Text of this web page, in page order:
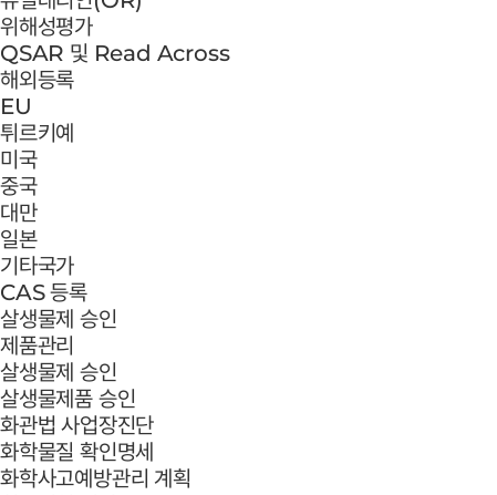
위해성평가
QSAR 및 Read Across
해외등록
EU
튀르키예
미국
중국
대만
일본
기타국가
CAS 등록
살생물제 승인
제품관리
살생물제 승인
살생물제품 승인
화관법 사업장진단
화학물질 확인명세
화학사고예방관리 계획